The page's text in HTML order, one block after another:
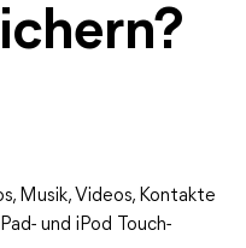
Musik, Videos, Kontakte
und iPod Touch-